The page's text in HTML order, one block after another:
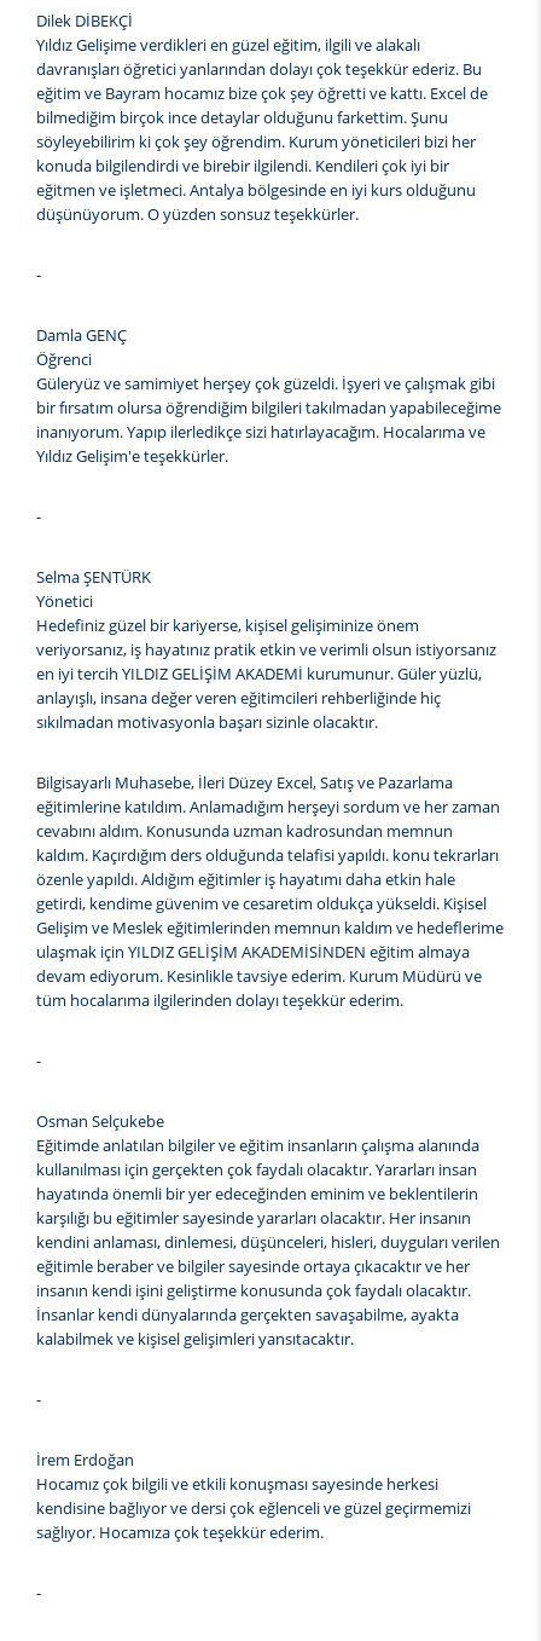
Dilek DİBEKÇİ
Yıldız Gelişime verdikleri en güzel eğitim, ilgili ve alakalı
davranışları öğretici yanlarından dolayı çok teşekkür ederiz. Bu
eğitim ve Bayram hocamız bize çok şey öğretti ve kattı. Excel de
bilmediğim birçok ince detaylar olduğunu farkettim. Şunu
söyleyebilirim ki çok şey öğrendim. Kurum yöneticileri bizi her
konuda bilgilendirdi ve birebir ilgilendi. Kendileri çok iyi bir
eğitmen ve işletmeci. Antalya bölgesinde en iyi kurs olduğunu
düşünüyorum. O yüzden sonsuz teşekkürler.
-
Damla GENÇ
Öğrenci
Güleryüz ve samimiyet herşey çok güzeldi. İşyeri ve çalışmak gibi
bir fırsatım olursa öğrendiğim bilgileri takılmadan yapabileceğime
inanıyorum. Yapıp ilerledikçe sizi hatırlayacağım. Hocalarıma ve
Yıldız Gelişim'e teşekkürler.
-
Selma ŞENTÜRK
Yönetici
Hedefiniz güzel bir kariyerse, kişisel gelişiminize önem
veriyorsanız, iş hayatınız pratik etkin ve verimli olsun istiyorsanız
en iyi tercih YILDIZ GELİŞİM AKADEMİ kurumunur. Güler yüzlü,
anlayışlı, insana değer veren eğitimcileri rehberliğinde hiç
sıkılmadan motivasyonla başarı sizinle olacaktır.
Bilgisayarlı Muhasebe, İleri Düzey Excel, Satış ve Pazarlama
eğitimlerine katıldım. Anlamadığım herşeyi sordum ve her zaman
cevabını aldım. Konusunda uzman kadrosundan memnun
kaldım. Kaçırdığım ders olduğunda telafisi yapıldı. konu tekrarları
özenle yapıldı. Aldığım eğitimler iş hayatımı daha etkin hale
getirdi, kendime güvenim ve cesaretim oldukça yükseldi. Kişisel
Gelişim ve Meslek eğitimlerinden memnun kaldım ve hedeflerime
ulaşmak için YILDIZ GELİŞİM AKADEMİSİNDEN eğitim almaya
devam ediyorum. Kesinlikle tavsiye ederim. Kurum Müdürü ve
tüm hocalarıma ilgilerinden dolayı teşekkür ederim.
-
Osman Selçukebe
Eğitimde anlatılan bilgiler ve eğitim insanların çalışma alanında
kullanılması için gerçekten çok faydalı olacaktır. Yararları insan
hayatında önemli bir yer edeceğinden eminim ve beklentilerin
karşılığı bu eğitimler sayesinde yararları olacaktır. Her insanın
kendini anlaması, dinlemesi, düşünceleri, hisleri, duyguları verilen
eğitimle beraber ve bilgiler sayesinde ortaya çıkacaktır ve her
insanın kendi işini geliştirme konusunda çok faydalı olacaktır.
İnsanlar kendi dünyalarında gerçekten savaşabilme, ayakta
kalabilmek ve kişisel gelişimleri yansıtacaktır.
-
İrem Erdoğan
Hocamız çok bilgili ve etkili konuşması sayesinde herkesi
kendisine bağlıyor ve dersi çok eğlenceli ve güzel geçirmemizi
sağlıyor. Hocamıza çok teşekkür ederim.
-